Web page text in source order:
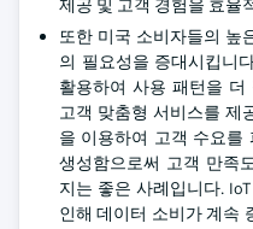
제공 및 고객 경험을 효율
또한 미국 소비자들의 높
의 필요성을 증대시킵니
활용하여 사용 패턴을
고객 맞춤형 서비스를 제
을 이용하여 고객 수요를
생성함으로써 고객 만족
지는 좋은 사례입니다.
인해 데이터 소비가 계속